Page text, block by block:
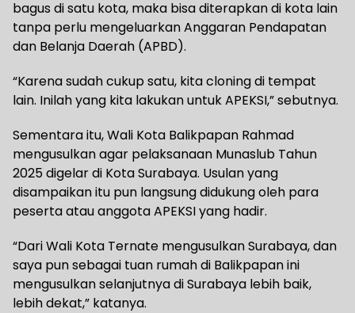
bagus di satu kota, maka bisa diterapkan di kota lain
tanpa perlu mengeluarkan Anggaran Pendapatan
dan Belanja Daerah (APBD).
“Karena sudah cukup satu, kita cloning di tempat
lain. Inilah yang kita lakukan untuk APEKSI,” sebutnya.
Sementara itu, Wali Kota Balikpapan Rahmad
mengusulkan agar pelaksanaan Munaslub Tahun
2025 digelar di Kota Surabaya. Usulan yang
disampaikan itu pun langsung didukung oleh para
peserta atau anggota APEKSI yang hadir.
“Dari Wali Kota Ternate mengusulkan Surabaya, dan
saya pun sebagai tuan rumah di Balikpapan ini
mengusulkan selanjutnya di Surabaya lebih baik,
lebih dekat,” katanya.